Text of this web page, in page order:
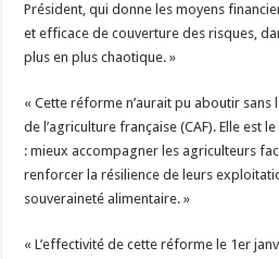
Président, qui donne les moyens
et efficace de couverture des risques,
plus en plus chaotique. »
« Cette réforme n’aurait pu aboutir sans
de l’agriculture française (CAF). Elle est
: mieux accompagner les agriculteurs
renforcer la résilience de leurs
souveraineté alimentaire. »
« L’effectivité de cette réforme le 1er